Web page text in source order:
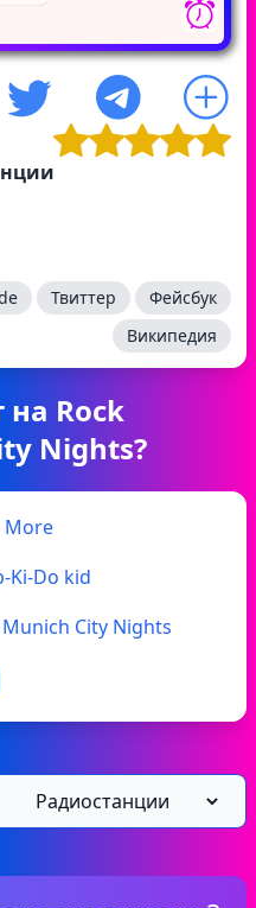
Твиттер
Фейсбук
Википедия
на Rock
Nights?
More
Ki-Do kid
Munich City Nights